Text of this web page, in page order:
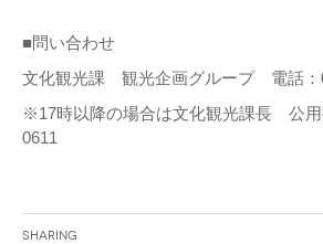
■問い合わせ
文化観光課 観光企画グループ 電話：
※17時以降の場合は文化観光課長 公用
0611
Sharing